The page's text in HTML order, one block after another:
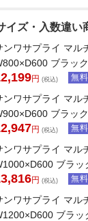
イズ・入数違い
ンワサプライ マル
ブラッ
円 (税込) 無
ンワサプライ マル
ブラッ
円 (税込) 無
ンワサプライ マル
ブラッ
円 (税込) 無
ンワサプライ マル
ブラッ